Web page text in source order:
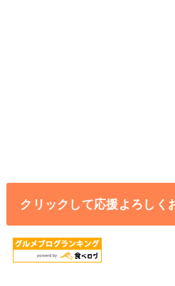
クリックして応援よろしく